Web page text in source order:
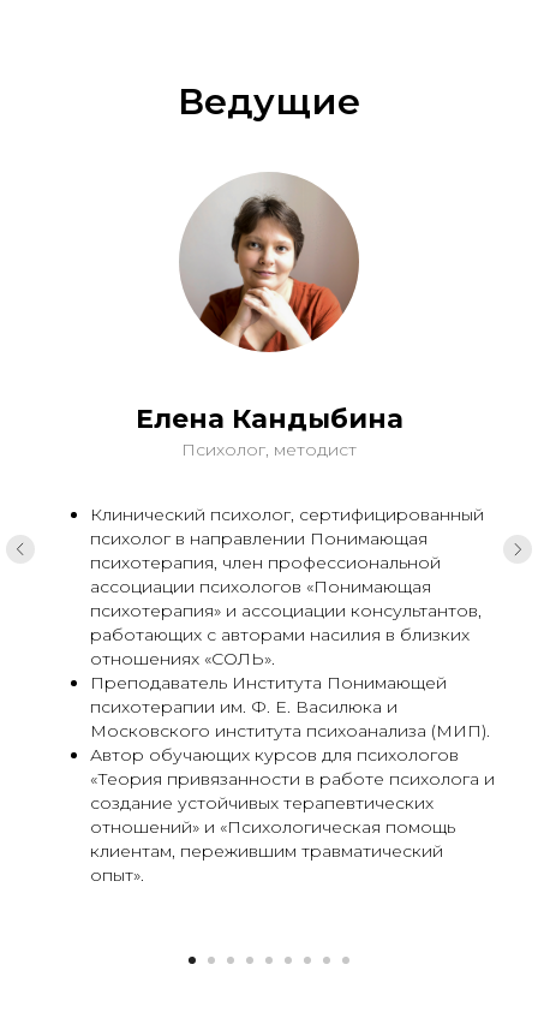
Ведущие
Елена Кандыбина
Психолог, методист
Клинический психолог, сертифицированный
психолог в направлении Понимающая
психотерапия, член профессиональной
ассоциации психологов «Понимающая
психотерапия» и ассоциации консультантов,
работающих с авторами насилия в близких
отношениях «СОЛЬ».
Преподаватель Института Понимающей
психотерапии им. Ф. Е. Василюка и
Московского института психоанализа (МИП).
Автор обучающих курсов для психологов
«Теория привязанности в работе психолога и
создание устойчивых терапевтических
отношений» и «Психологическая помощь
клиентам, пережившим травматический
опыт».
Нажимая на кнопку, вы соглашаетесь
Политикой Конфиденциальности
Всё самое важное из мира
понимающей психотерапии:
практика консультирования в
ППТ, базовая теория простыми
словами, все события и новости
из мира ППТ, живое общение с
коллегами.
Приглашаем вас
Института
Подписаться